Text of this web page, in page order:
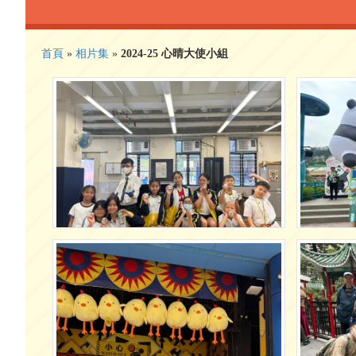
首頁 » 相片集 » 2024-25 心晴大使小組